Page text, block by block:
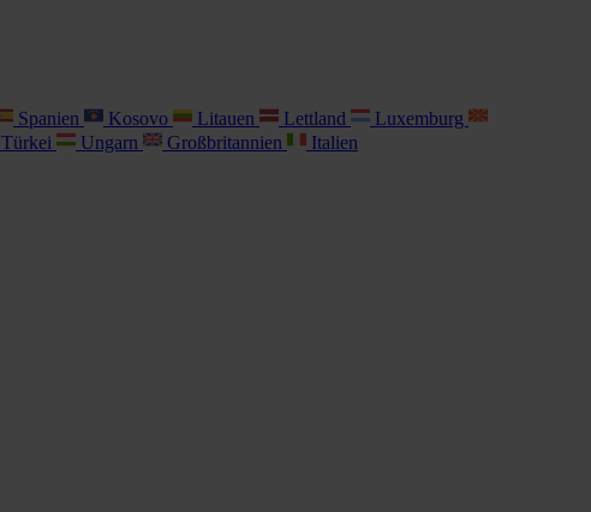
Spanien Kosovo Litauen Lettland
Luxemburg
Türkei Ungarn Großbritannien
Italien